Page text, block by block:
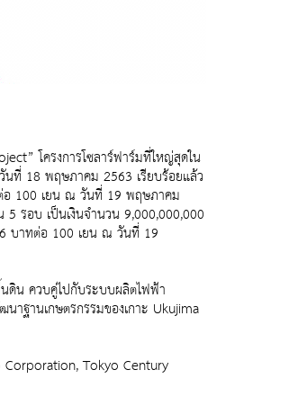
โครงการโซลาร์ฟาร์มที่ใหญ่สุดใน
นที่ 18 พฤษภาคม 2563 เรียบร้อยแล้ว
อ 100 เยน ณ วันที่ 19 พฤษภาคม
รอบ เป็นเงินจำนวน 9,000,000,000
บาทต่อ 100 เยน ณ วันที่ 19
ดิน ควบคู่ไปกับระบบผลิตไฟฟ้า
าฐานเกษตรกรรมของเกาะ Ukujima
Corporation, Tokyo Century